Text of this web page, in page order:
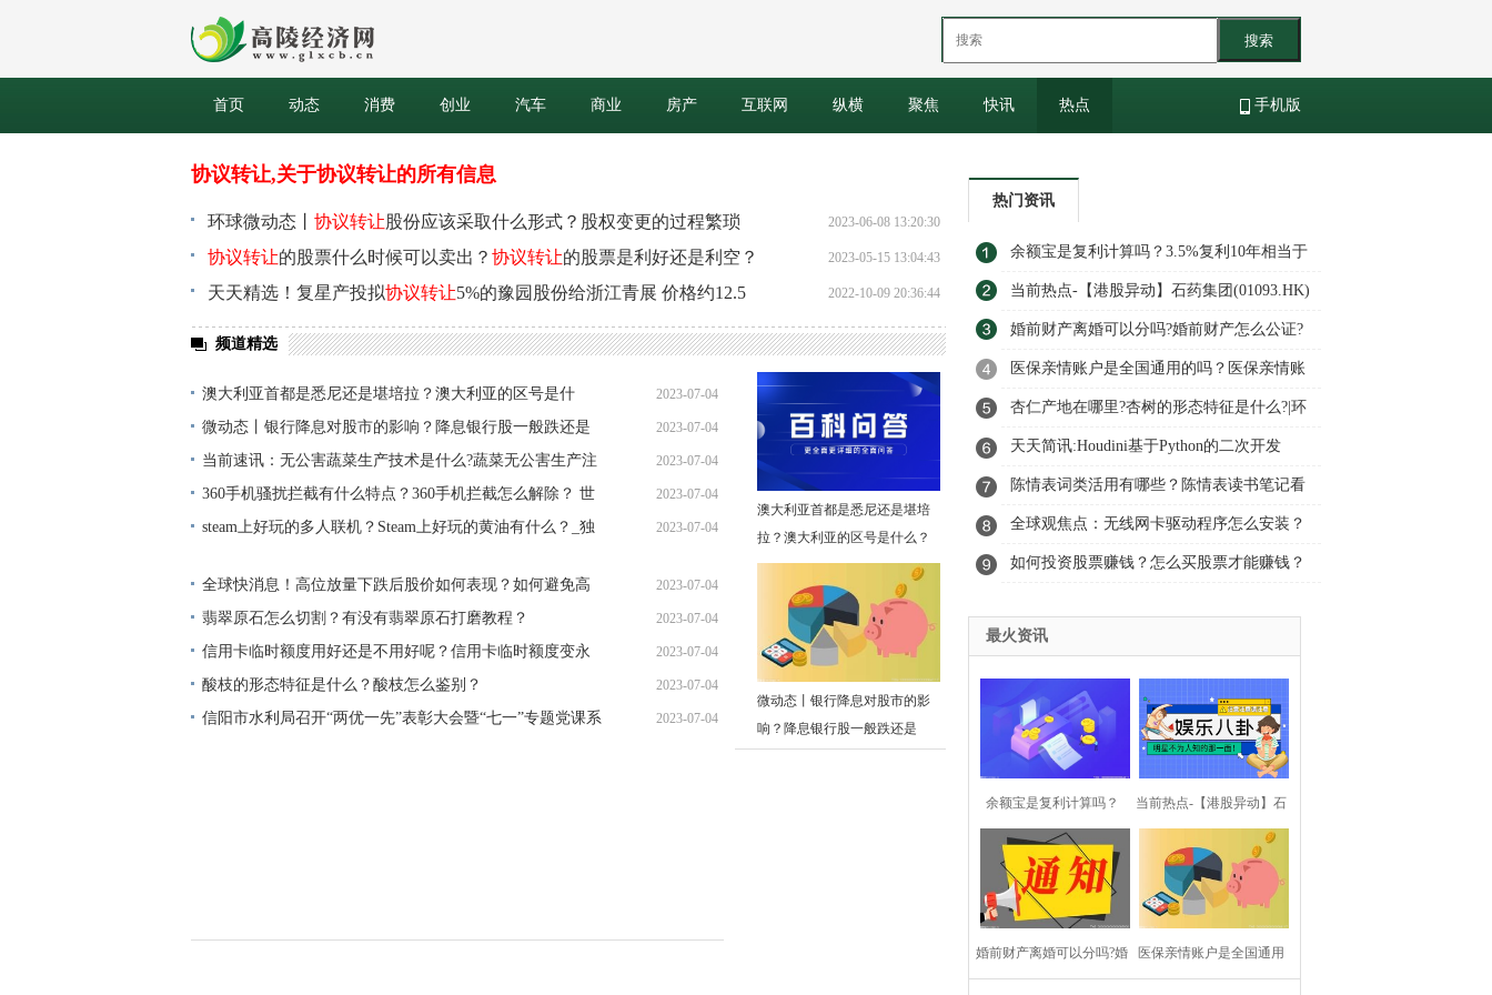
搜索
首页 动态 消费 创业 汽车 商业 房产 互联网 纵横 聚焦 快讯 热点 手机版
协议转让,关于协议转让的所有信息
环球微动态丨 协议转让 股份应该采取什么形式？股权变更的过程繁琐
吗？
2023-06-08 13:20:30
协议转让的股票什么时候可以卖出？ 协议转让的股票是利好还是利空？ 2023-05-15 13:04:43
天天精选！复星产投拟协议转让5%的豫园股份给浙江青展 价格约12.5
亿元
2022-10-09 20:36:44
频道精选
澳大利亚首都是悉尼还是堪培拉？澳大利亚的区号是什
么？
2023-07-04
15:21:11
微动态丨银行降息对股市的影响？降息银行股一般跌还是
涨？
2023-07-04
15:09:22
当前速讯：无公害蔬菜生产技术是什么?蔬菜无公害生产注
意事项有哪些?
2023-07-04
15:17:30
360手机骚扰拦截有什么特点？360手机拦截怎么解除？ 世
界今亮点
2023-07-04
15:16:26
steam上好玩的多人联机？Steam上好玩的黄油有什么？_独
2023-07-04
全球快消息！高位放量下跌后股价如何表现？如何避免高
位放量下跌带来的风险？
2023-07-04
15:17:17
翡翠原石怎么切割？有没有翡翠原石打磨教程？ 2023-07-04
15:05:53
信用卡临时额度用好还是不用好呢？信用卡临时额度变永
久？|最新消息
2023-07-04
15:10:40
酸枝的形态特征是什么？酸枝怎么鉴别？ 2023-07-04
15:06:44
信阳市水利局召开“两优一先”表彰大会暨“七一”专题党课系
2023-07-04
澳大利亚首都是悉尼还是堪培
拉？澳大利亚的区号是什么？
微动态丨银行降息对股市的影
响？降息银行股一般跌还是
热门资讯
余额宝是复利计算吗？3.5%复利10年相当于
单利多少？-微头条
当前热点-【港股异动】石药集团(01093.HK)
涨3.1%
婚前财产离婚可以分吗?婚前财产怎么公证?
环球快播
医保亲情账户是全国通用的吗？医保亲情账
户是什么时候开始的？
杏仁产地在哪里?杏树的形态特征是什么?|环
球时讯
天天简讯:Houdini基于Python的二次开发
陈情表词类活用有哪些？陈情表读书笔记看
这里
全球观焦点：无线网卡驱动程序怎么安装？
网卡驱动程序上不了网怎么修复？
如何投资股票赚钱？怎么买股票才能赚钱？
最火资讯
余额宝是复利计算吗？
3.5%复利10年相当于单利
多少？-微头条
当前热点-【港股异动】石
药集团(01093.HK)涨3.1%
婚前财产离婚可以分吗?婚 医保亲情账户是全国通用